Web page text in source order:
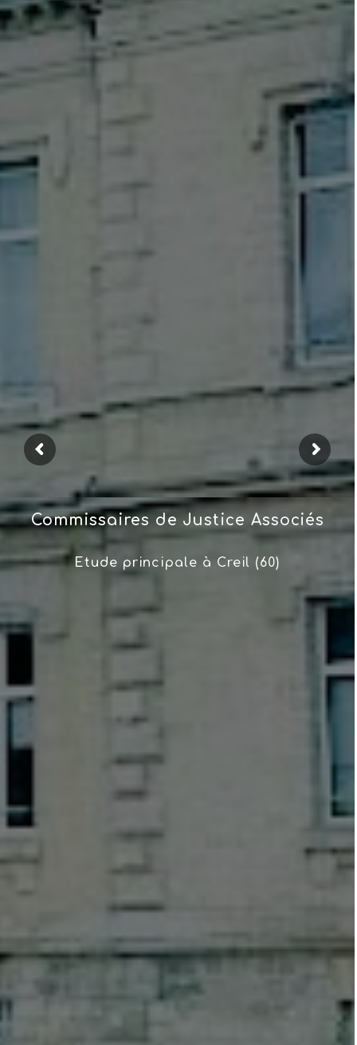
Etude principale à Creil (60)
Commissaires de Justice Associés